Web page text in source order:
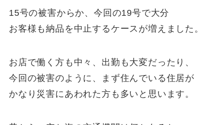
15号の被害からか、今回の19号で大分
お客様も納品を中止するケースが増えました。
お店で働く方も中々、出勤も大変だったり、
今回の被害のように、まず住んでいる住居が
かなり災害にあわれた方も多いと思います。